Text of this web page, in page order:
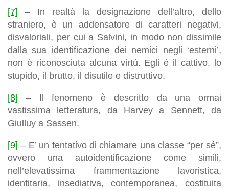
[7] – In realtà la designazione dell’altro, dello
straniero, è un addensatore di caratteri negativi,
disvaloriali, per cui a Salvini, in modo non dissimile
dalla sua identificazione dei nemici negli ‘esterni’,
non è riconosciuta alcuna virtù. Egli è il cattivo, lo
stupido, il brutto, il disutile e distruttivo.
[8] – Il fenomeno è descritto da una ormai
vastissima letteratura, da Harvey a Sennett, da
Giulluy a Sassen.
[9] – E’ un tentativo di chiamare una classe “per sé”,
ovvero una autoidentificazione come simili,
nell’elevatissima frammentazione lavoristica,
identitaria, insediativa, contemporanea, costituita